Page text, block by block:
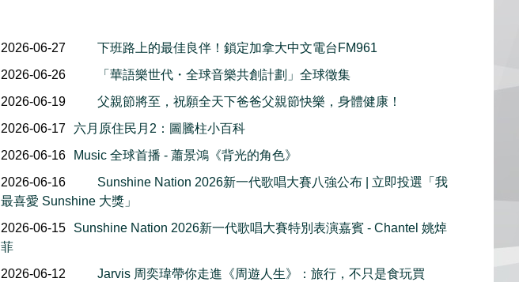
2026-06-27
下班路上的最佳良伴！鎖定加拿大中文電台FM961
2026-06-26
「華語樂世代・全球音樂共創計劃」全球徵集
2026-06-19
父親節將至，祝願全天下爸爸父親節快樂，身體健康！
2026-06-17
六月原住民月2：圖騰柱小百科
2026-06-16
Music 全球首播 - 蕭景鴻《背光的角色》
2026-06-16
Sunshine Nation 2026新一代歌唱大賽八強公布 | 立即投選「我
最喜愛 Sunshine 大獎」
2026-06-15
Sunshine Nation 2026新一代歌唱大賽特別表演嘉賓 - Chantel 姚焯
菲
2026-06-12
Jarvis 周奕瑋帶你走進《周遊人生》：旅行，不只是食玩買